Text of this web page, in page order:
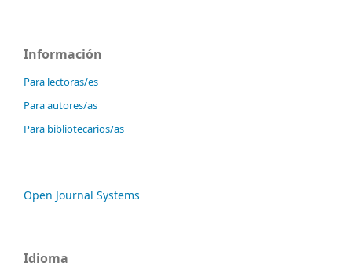
Información
Para lectoras/es
Para autores/as
Para bibliotecarios/as
Open Journal Systems
Idioma